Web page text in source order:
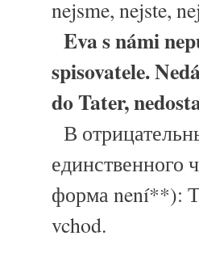
nejsme, nejste,
Eva s námi
spisovatele.
do Tater,
В
единственного
форма není**):
vchod.